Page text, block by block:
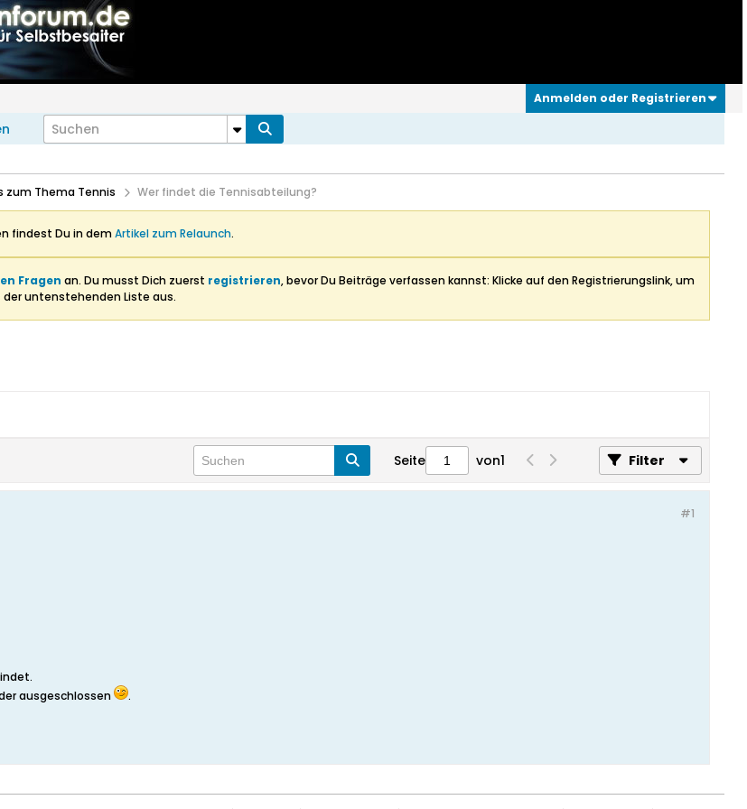
Anmelden oder Registrieren
zum Thema Tennis Wer findet die Tennisabteilung?
findest Du in demArtikel zum Relaunch.
Fragen an. Du musst Dich zuerst registrieren, bevor Du Beiträge verfassen kannst: Klicke auf den Registrierungslink, um
untenstehenden Liste aus.
Seite von1 Filter
#1
ausgeschlossen
.